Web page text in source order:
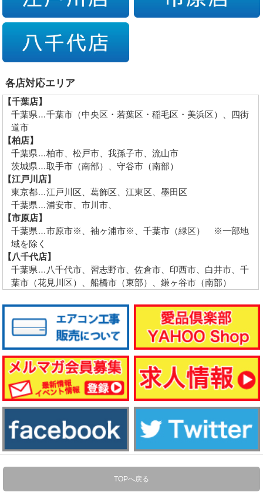
各店対応エリア
【千葉店】
千葉県…千葉市（中央区・若葉区・稲毛区・美浜区）、四街
道市
【柏店】
千葉県…柏市、松戸市、我孫子市、流山市
茨城県…取手市（南部）、守谷市（南部）
【江戸川店】
東京都…江戸川区、葛飾区、江東区、墨田区
千葉県…浦安市、市川市、
【市原店】
千葉県…市原市※、袖ヶ浦市※、千葉市（緑区） ※一部地
域を除く
【八千代店】
千葉県…八千代市、習志野市、佐倉市、印西市、白井市、千
葉市（花見川区）、船橋市（東部）、鎌ヶ谷市（南部）
TOPへ戻る